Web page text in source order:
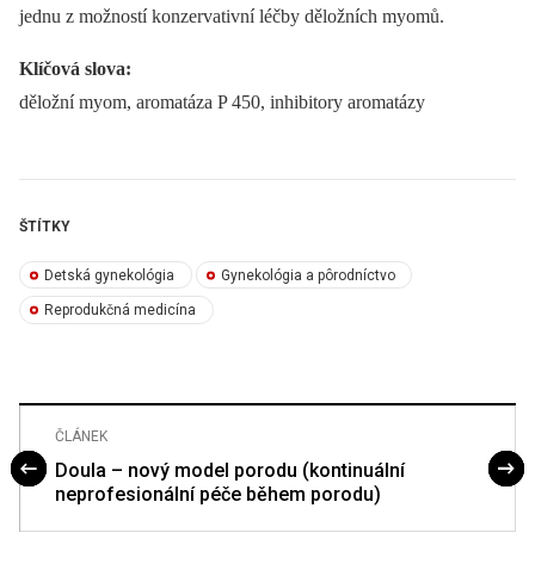
jednu z možností konzervativní léčby děložních myomů.
Klíčová slova:
děložní myom, aromatáza P 450, inhibitory aromatázy
ŠTÍTKY
Detská gynekológia Gynekológia a pôrodníctvo
Reprodukčná medicína
ČLÁNEK
Doula – nový model porodu (kontinuální
neprofesionální péče během porodu)